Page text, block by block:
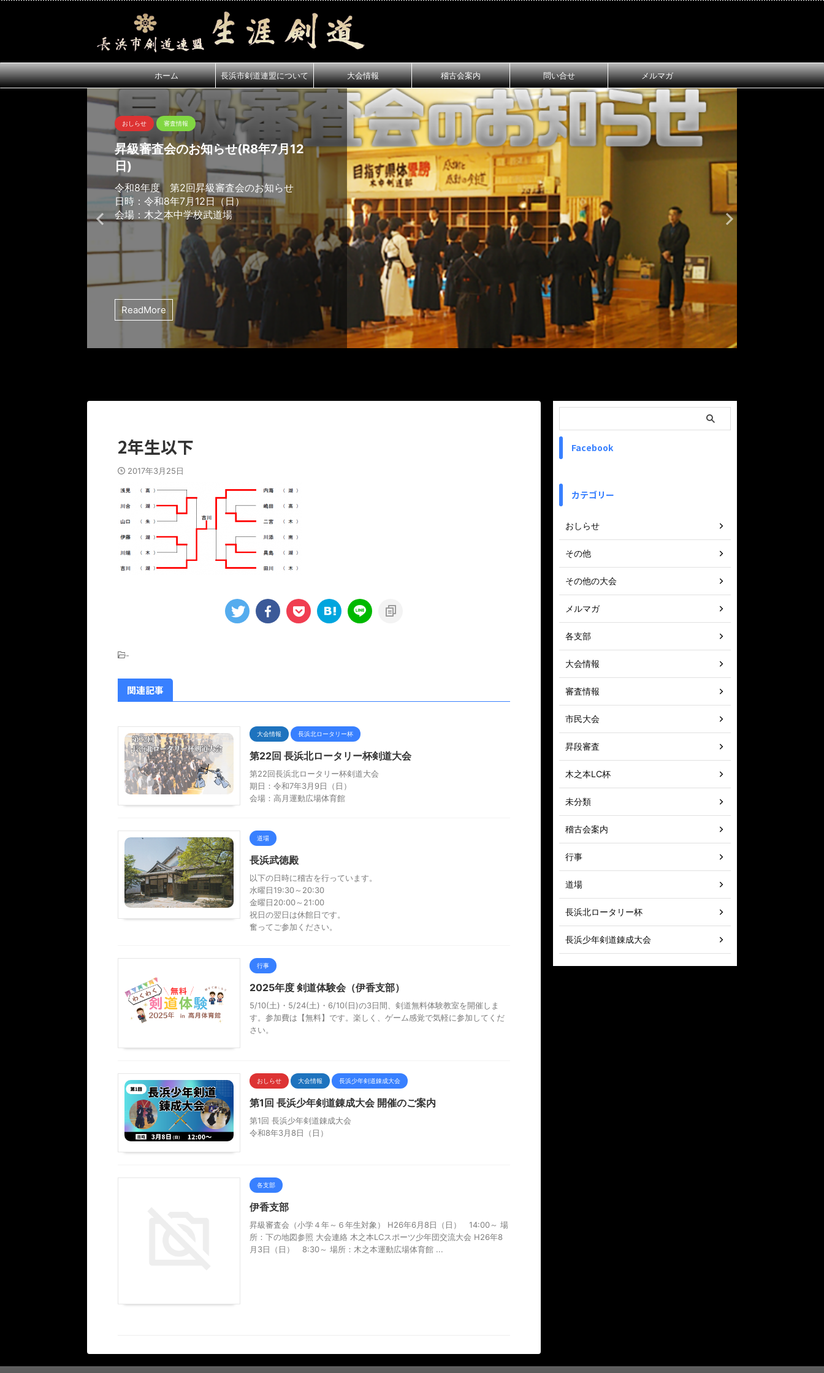
ホーム 長浜市剣道連盟について 大会情報 稽古会案内 問い合せ メルマガ
おしらせ 審査情報
昇級審査会のお知らせ(R8年7月12
日)
令和8年度 第2回昇級審査会のお知らせ
日時：令和8年7月12日（日）
会場：木之本中学校武道場
ReadMore
2年生以下
2017年3月25日
-
関連記事
大会情報 長浜北ロータリー杯
第22回 長浜北ロータリー杯剣道大会
第22回長浜北ロータリー杯剣道大会
期日：令和7年3月9日（日）
会場：高月運動広場体育館
道場
長浜武徳殿
以下の日時に稽古を行っています。
水曜日19:30～20:30
金曜日20:00～21:00
祝日の翌日は休館日です。
奮ってご参加ください。
行事
2025年度 剣道体験会（伊香支部）
5/10(土)・5/24(土)・6/10(日)の3日間、剣道無料体験教室を開催しま
す。参加費は【無料】です。楽しく、ゲーム感覚で気軽に参加してくだ
さい。
おしらせ 大会情報 長浜少年剣道錬成大会
第1回 長浜少年剣道錬成大会 開催のご案内
第1回 長浜少年剣道錬成大会
令和8年3月8日（日）
各支部
伊香支部
昇級審査会（小学４年～６年生対象） H26年6月8日（日） 14:00～ 場
所：下の地図参照 大会連絡 木之本LCスポーツ少年団交流大会 H26年8
月3日（日） 8:30～ 場所：木之本運動広場体育館 ...
Facebook
カテゴリー
おしらせ
その他
その他の大会
メルマガ
各支部
大会情報
審査情報
市民大会
昇段審査
木之本LC杯
未分類
稽古会案内
行事
道場
長浜北ロータリー杯
長浜少年剣道錬成大会